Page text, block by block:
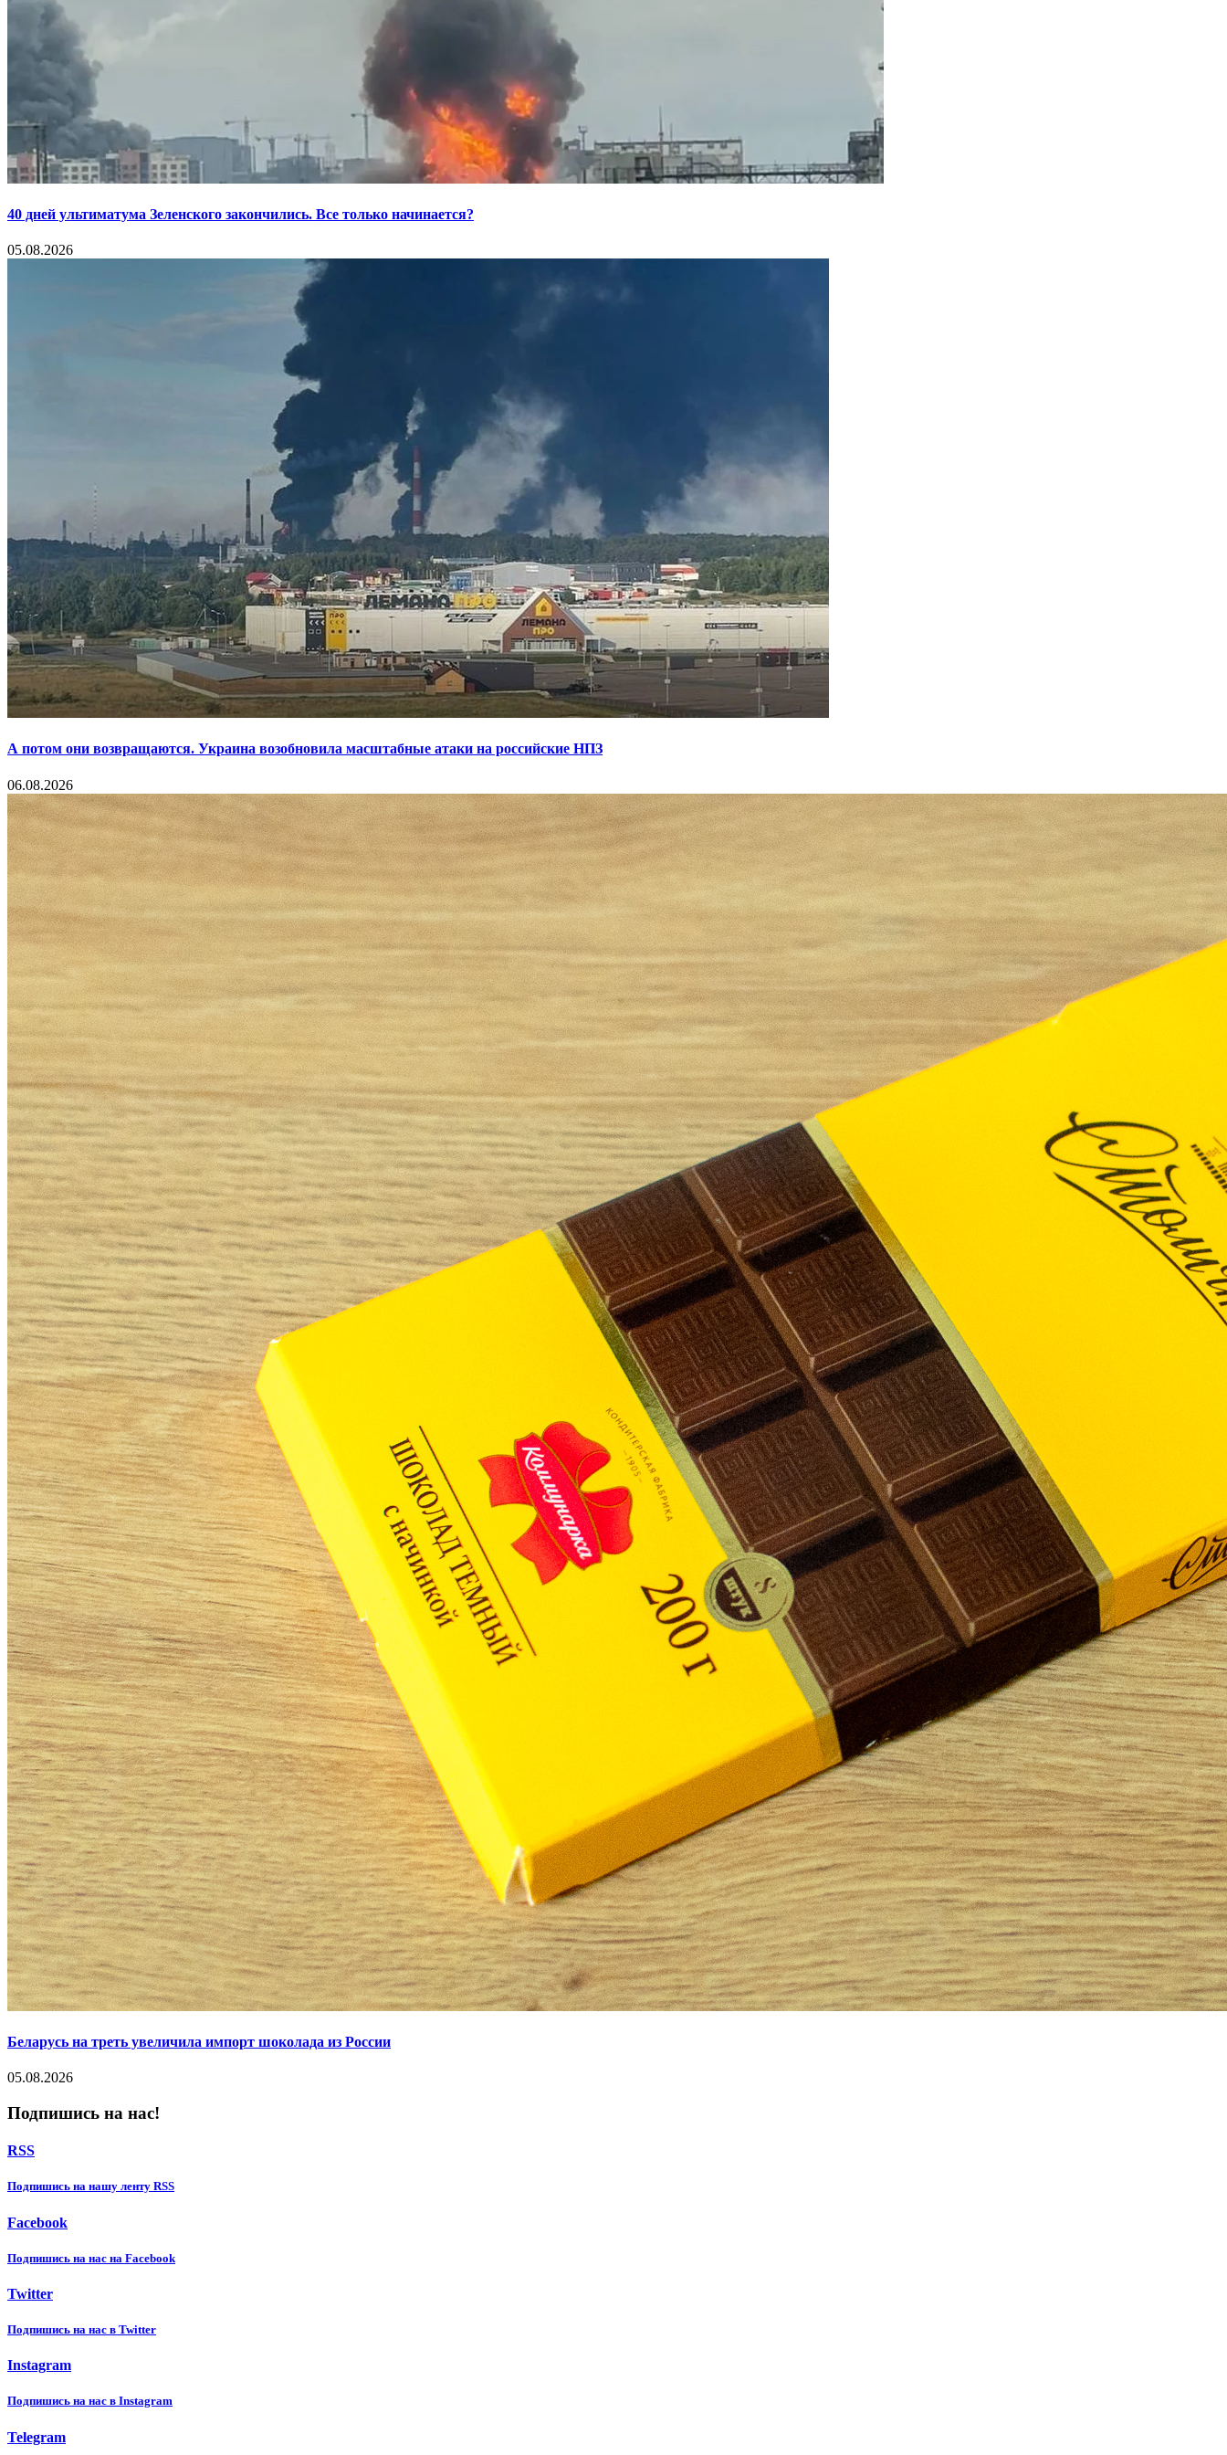
40 дней ультиматума Зеленского закончились. Все только начинается?
05.08.2026
А потом они возвращаются. Украина возобновила масштабные атаки на российские НПЗ
06.08.2026
Беларусь на треть увеличила импорт шоколада из России
05.08.2026
Подпишись на нас!
RSS
Подпишиcь на нашу ленту RSS
Facebook
Подпишиcь на нас на Facebook
Twitter
Подпишиcь на нас в Twitter
Instagram
Подпишиcь на нас в Instagram
Telegram